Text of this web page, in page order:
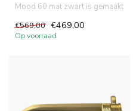
Mood 60 mat zwart is gemaakt
€569,00 €469,00
Op voorraad